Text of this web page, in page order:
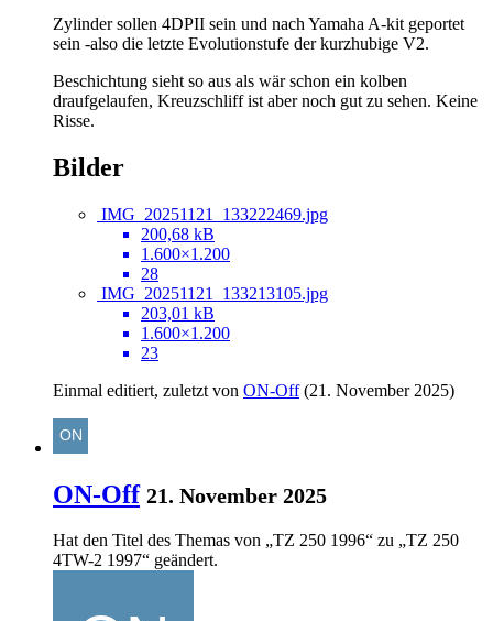
Zylinder sollen 4DPII sein und nach Yamaha A-kit geportet
sein -also die letzte Evolutionstufe der kurzhubige V2.
Beschichtung sieht so aus als wär schon ein kolben
draufgelaufen, Kreuzschliff ist aber noch gut zu sehen. Keine
Risse.
Bilder
IMG_20251121_133222469.jpg
200,68 kB
1.600×1.200
28
IMG_20251121_133213105.jpg
203,01 kB
1.600×1.200
23
Einmal editiert, zuletzt von ON-Off(21. November 2025)
ON-Off 21. November 2025
Hat den Titel des Themas von „TZ 250 1996“ zu „TZ 250
4TW-2 1997“ geändert.